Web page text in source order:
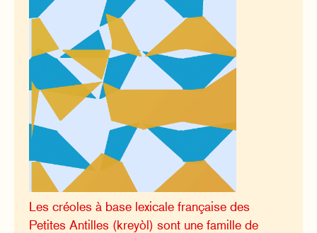
Les créoles à base lexicale française des
Petites Antilles (kreyòl) sont une famille de